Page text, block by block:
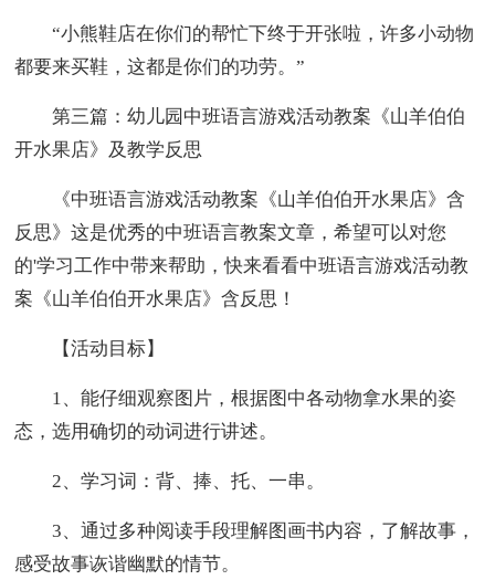
“小熊鞋店在你们的帮忙下终于开张啦，许多小动物
都要来买鞋，这都是你们的功劳。”
第三篇：幼儿园中班语言游戏活动教案《山羊伯伯
开水果店》及教学反思
《中班语言游戏活动教案《山羊伯伯开水果店》含
反思》这是优秀的中班语言教案文章，希望可以对您
的'学习工作中带来帮助，快来看看中班语言游戏活动教
案《山羊伯伯开水果店》含反思！
【活动目标】
1、能仔细观察图片，根据图中各动物拿水果的姿
态，选用确切的动词进行讲述。
2、学习词：背、捧、托、一串。
3、通过多种阅读手段理解图画书内容，了解故事，
感受故事诙谐幽默的情节。